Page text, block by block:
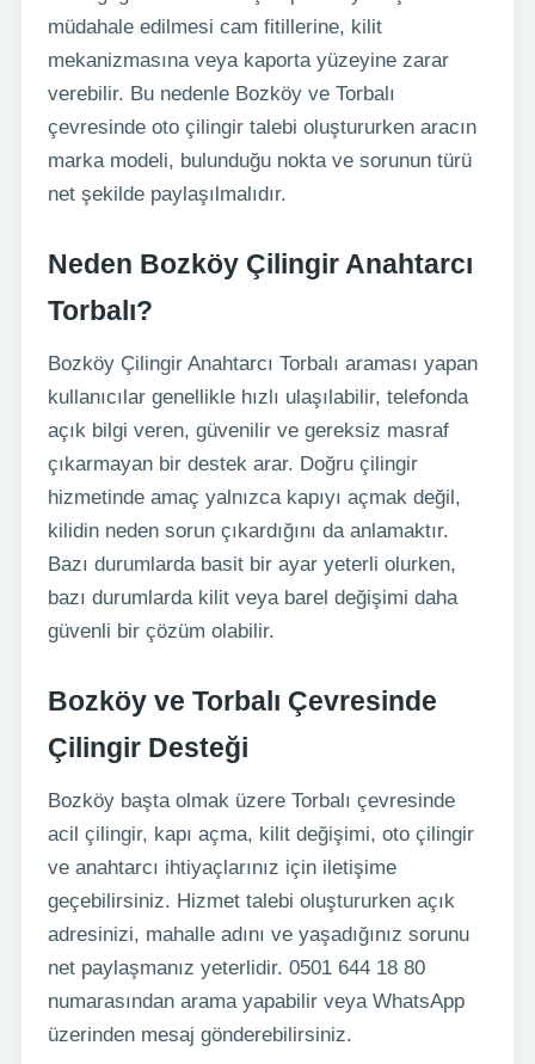
müdahale edilmesi cam fitillerine, kilit
mekanizmasına veya kaporta yüzeyine zarar
verebilir. Bu nedenle Bozköy ve Torbalı
çevresinde oto çilingir talebi oluştururken aracın
marka modeli, bulunduğu nokta ve sorunun türü
net şekilde paylaşılmalıdır.
Neden Bozköy Çilingir Anahtarcı
Torbalı?
Bozköy Çilingir Anahtarcı Torbalı araması yapan
kullanıcılar genellikle hızlı ulaşılabilir, telefonda
açık bilgi veren, güvenilir ve gereksiz masraf
çıkarmayan bir destek arar. Doğru çilingir
hizmetinde amaç yalnızca kapıyı açmak değil,
kilidin neden sorun çıkardığını da anlamaktır.
Bazı durumlarda basit bir ayar yeterli olurken,
bazı durumlarda kilit veya barel değişimi daha
güvenli bir çözüm olabilir.
Bozköy ve Torbalı Çevresinde
Çilingir Desteği
Bozköy başta olmak üzere Torbalı çevresinde
acil çilingir, kapı açma, kilit değişimi, oto çilingir
ve anahtarcı ihtiyaçlarınız için iletişime
geçebilirsiniz. Hizmet talebi oluştururken açık
adresinizi, mahalle adını ve yaşadığınız sorunu
net paylaşmanız yeterlidir. 0501 644 18 80
numarasından arama yapabilir veya WhatsApp
üzerinden mesaj gönderebilirsiniz.